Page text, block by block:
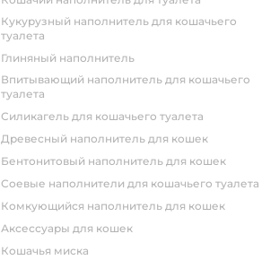
кукурузный наполнитель для кошачьего
туалета
глиняный наполнитель
впитывающий наполнитель для кошачьего
туалета
силикагель для кошачьего туалета
древесный наполнитель для кошек
бентонитовый наполнитель для кошек
соевые наполнители для кошачьего туалета
комкующийся наполнитель для кошек
аксессуары для кошек
кошачья миска